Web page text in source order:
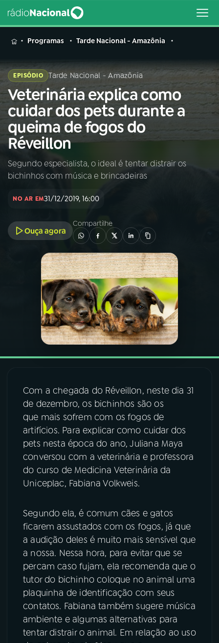
MENU
Buscar
na
Rádio
Nacional
Buscar
01INÍCIO
PROGRAMAÇÃO
PROGRAMAS
PODCASTS
VIDEOCASTS
08FESTIVAL DE MÚSICA
ACOMPANHE A RÁDIO NACIONAL
YouTube Facebook
Instagram X
Programas Tarde Nacional - Amazônia
EPISÓDIO Tarde Nacional - Amazônia
Veterinária explica como
cuidar dos pets durante a
queima de fogos do
Réveillon
Segundo especialista, o ideal é tentar distrair os
bichinhos com música e brincadeiras
NO AR EM31/12/2019, 16:00
Ouça agora
Compartilhe
Com a chegada do Réveillon, neste dia 31
de dezembro, os bichinhos são os
que mais sofrem com os fogos de
artifícios. Para explicar como cuidar dos
pets nesta época do ano, Juliana Maya
conversou com a veterinária e professora
do curso de Medicina Veterinária da
Uniceplac, Fabiana Volkweis.
Segundo ela, é comum cães e gatos
ficarem assustados com os fogos, já que
a audição deles é muito mais sensível que
a nossa. Nessa hora, para evitar que se
percam caso fujam, ela recomenda que o
tutor do bichinho coloque no animal uma
plaquinha de identificação com seus
contatos. Fabiana também sugere música
ambiente e algumas alternativas para
tentar distrair o animal. Em relação ao uso